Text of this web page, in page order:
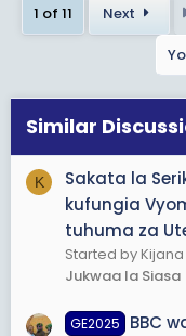
c
t
n
s
1 of 11 Next
Similar
K
Sakata la
kufungia
tuhuma za
Started by
Jukwaa la Siasa
GE2025
BBC